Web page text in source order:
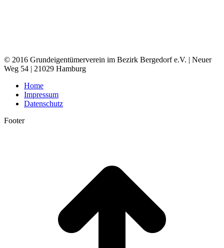
© 2016 Grundeigentümerverein im Bezirk Bergedorf e.V. | Neuer
Weg 54 | 21029 Hamburg
Home
Impressum
Datenschutz
Footer